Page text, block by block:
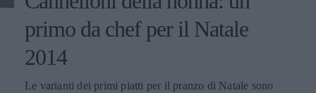
primo da chef per il Natale
2014
Le varianti dei primi piatti per il pranzo di Natale sono